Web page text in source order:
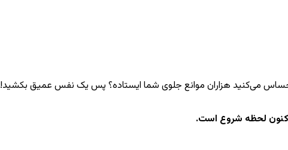
می‌کنید هزاران موانع جلوی شما ایستاده؟ پس یک نفس عمیق بکشید!
لحظه شروع است.